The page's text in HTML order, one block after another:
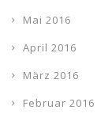
Mai 2016
April 2016
März 2016
Februar 2016